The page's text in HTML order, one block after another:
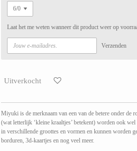
Laat het me weten wanneer dit product weer op
Verzenden
Uitverkocht
Miyuki is de merknaam van een van de betere onder de
(wat letterlijk ‘kleine kraaltjes’ betekent) worden ook
in verschillende groottes en vormen en kunnen worden
borduren, 3d-kaartjes en nog veel meer.